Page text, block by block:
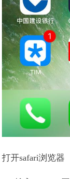
打开safari浏览器